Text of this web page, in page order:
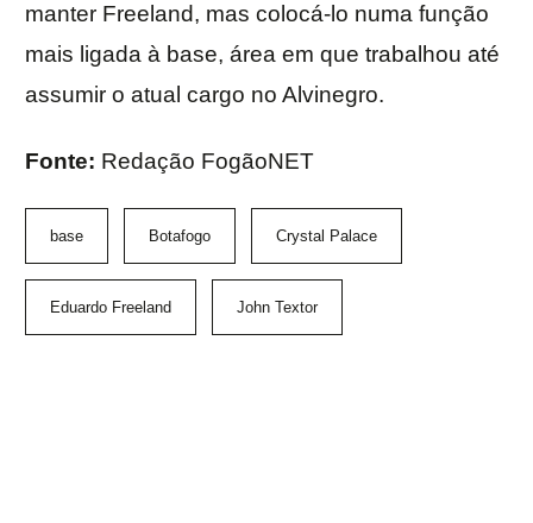
manter Freeland, mas colocá-lo numa função
mais ligada à base, área em que trabalhou até
assumir o atual cargo no Alvinegro.
Fonte: Redação FogãoNET
base Botafogo Crystal Palace
Eduardo Freeland John Textor